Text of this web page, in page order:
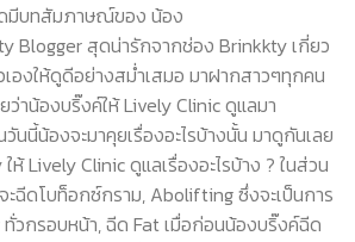
มีบทสัมภาษณ์ของ น้อง
Blogger สุดน่ารักจากช่อง Brinkkty เกี่ยว
องให้ดูดีอย่างสม่ำเสมอ มาฝากสาวๆทุกคน
าน้องบริ๊งค์ให้ Lively Clinic ดูแลมา
นี้น้องจะมาคุยเรื่องอะไรบ้างนั้น มาดูกันเลย
ห้ Lively Clinic ดูแลเรื่องอะไรบ้าง ? ในส่วน
ฉีดโบท็อกซ์กราม, Abolifting ซึ่งจะเป็นการ
วกรอบหน้า, ฉีด Fat เมื่อก่อนน้องบริ๊งค์ฉีด